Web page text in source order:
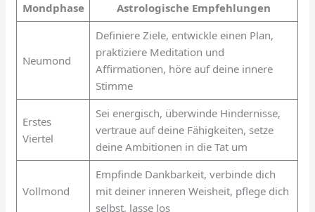
Mondphase Astrologische Empfehlungen
Neumond
Definiere Ziele, entwickle einen Plan,
praktiziere Meditation und
Affirmationen, höre auf deine innere
Stimme
Erstes
Viertel
Sei energisch, überwinde Hindernisse,
vertraue auf deine Fähigkeiten, setze
deine Ambitionen in die Tat um
Vollmond
Empfinde Dankbarkeit, verbinde dich
mit deiner inneren Weisheit, pflege dich
selbst, lasse los